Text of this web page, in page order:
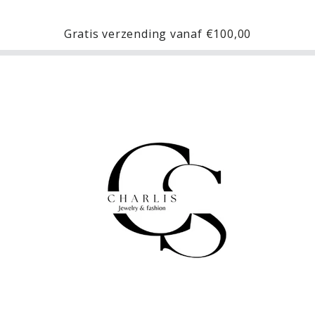
Gratis verzending vanaf €100,00